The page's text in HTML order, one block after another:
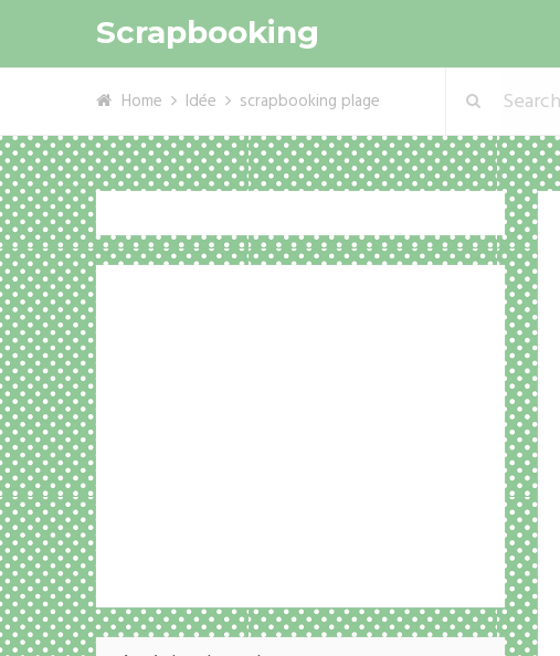
Scrapbooking
Home Idée scrapbooking plage